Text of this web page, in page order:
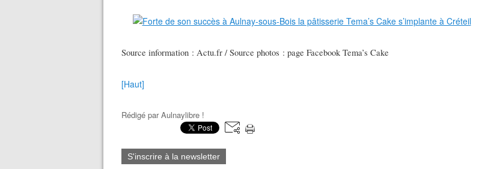
Source information : Actu.fr / Source photos : page Facebook Tema’s Cake
[Haut]
Rédigé parAulnaylibre !
S'inscrire à la newsletter